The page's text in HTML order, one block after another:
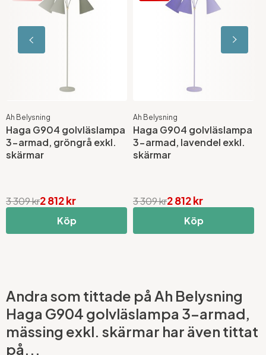
Ah Belysning
Haga G904 golvläslampa
3-armad, gröngrå exkl.
skärmar
2 812 kr
3 309 kr
Köp
Ah Belysning
Haga G904 golvläslampa
3-armad, lavendel exkl.
skärmar
2 812 kr
3 309 kr
Köp
Andra som tittade på Ah Belysning
Haga G904 golvläslampa 3-armad,
mässing exkl. skärmar har även tittat
på...